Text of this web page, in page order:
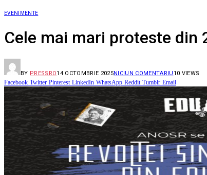
EVENIMENTE
Cele mai mari proteste din
BY PRESSRO14 OCTOMBRIE 2025NICIUN COMENTARIU 10 VIEWS
Facebook Twitter Pinterest LinkedIn WhatsApp Reddit Tumblr Email